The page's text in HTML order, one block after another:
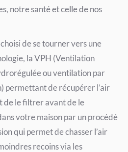
notre santé et celle de nos
de se tourner vers une
la VPH (Ventilation
ou ventilation par
permettant de récupérer l’air
de le filtrer avant de le
votre maison par un procédé
qui permet de chasser l’air
recoins via les